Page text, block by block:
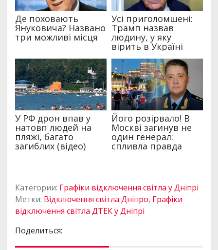
Категории: Графіки відключення світла у Дніпрі
Метки: Відключення світла Дніпро, Графіки
відключення світла ДТЕК у Дніпрі
Поделиться: